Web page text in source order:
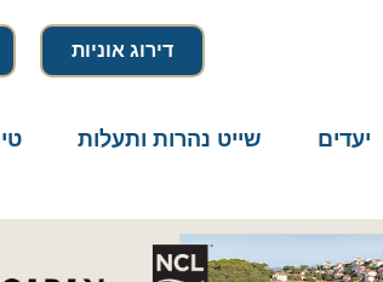
דירוג אוניות
שייט נהרות ותעלות טיפים